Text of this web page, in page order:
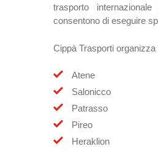
trasporto
consentono di eseguire
Cippà Trasporti
Atene
Salonicco
Patrasso
Pireo
Heraklion